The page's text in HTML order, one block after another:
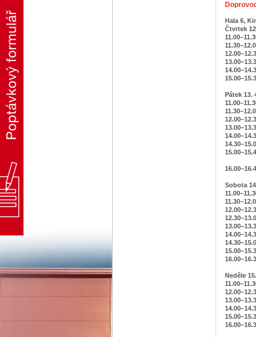
Hala 6,
Čtvrtek
Pátek 13.
a
Sobota
Neděle